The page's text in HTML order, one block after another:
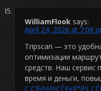
WilliamFlook says:
April 24, 2026 at 7:08
Tripscan — это
оптимизации
средств. Наш сервис
время и деньги,
С‚СЂРёРїСЃРєР°РЅ